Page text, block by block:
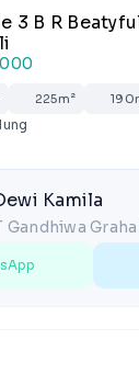
3 B R
225m²
Kamila
Gandhiwa